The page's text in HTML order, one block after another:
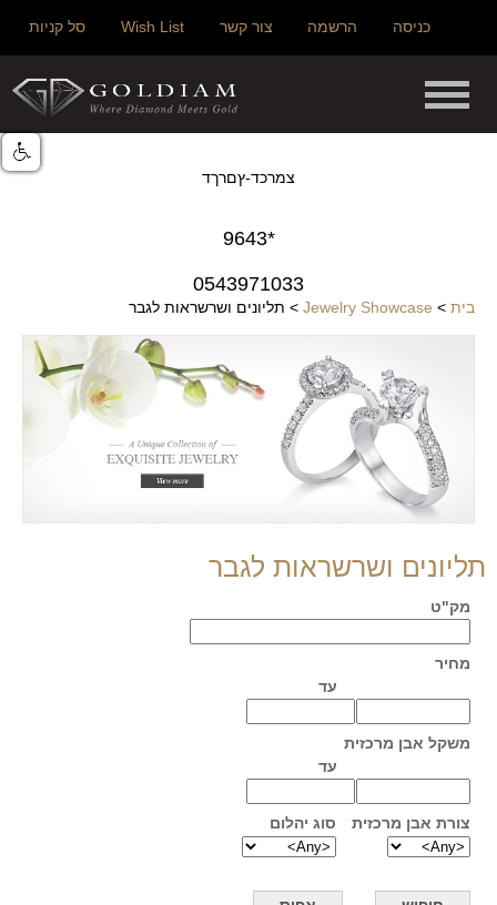
כניסה הרשמה צור קשר Wish List סל קניות
צמרכד-ץםרךד
*9643
0543971033
בית >
Jewelry Showcase
> תליונים ושרשראות לגבר
תליונים ושרשראות לגבר
מק"ט
מחיר
עד
משקל אבן מרכזית
עד
צורת אבן מרכזית סוג יהלום